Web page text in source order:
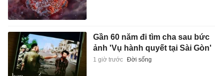
Gần 60 năm đi tìm cha sau bức
ảnh 'Vụ hành quyết tại Sài Gòn'
1 giờ trước Đời sống